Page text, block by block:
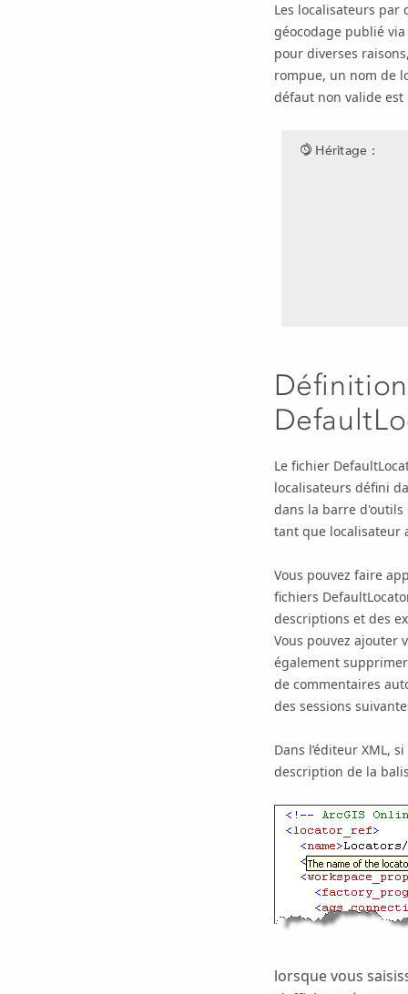
Les localisateurs
géocodage publié via
pour diverses
rompue, un nom de
défaut non valide
Héritage :
Le fichier
localisateurs défini
dans la barre d'outils
tant que localisateur
Vous pouvez faire
fichiers
descriptions et des
Vous pouvez ajouter
également
de commentaires
des sessions
Dans l’éditeur XML,
description de la
lorsque vous